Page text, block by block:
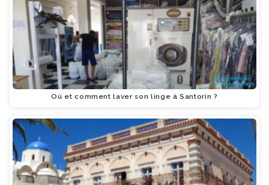
Où et comment laver son linge à Santorin ?